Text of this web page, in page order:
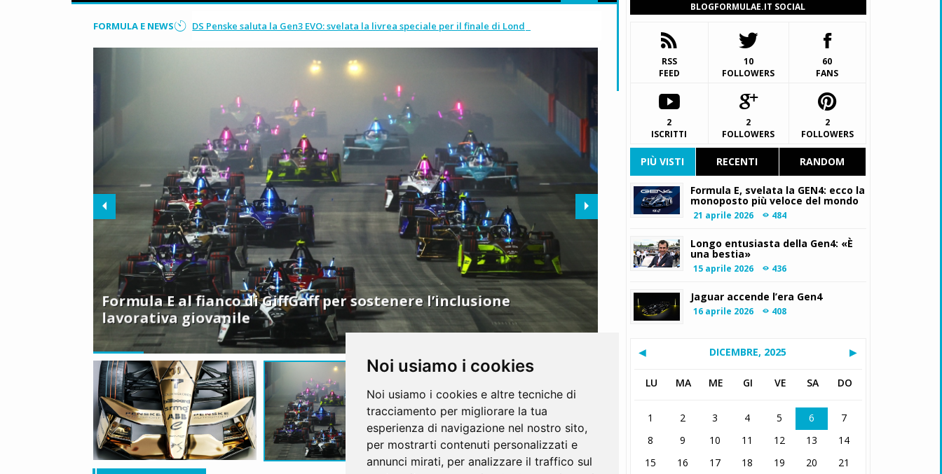
BLOGFORMULAE.IT SOCIAL
RSS
FEED
10
FOLLOWERS
60
FANS
2
ISCRITTI
2
FOLLOWERS
2
FOLLOWERS
PIÙ VISTI RECENTI RANDOM
Formula E, svelata la GEN4: ecco la
monoposto più veloce del mondo
21 aprile 2026 484
Longo entusiasta della Gen4: «È
una bestia»
15 aprile 2026 436
Jaguar accende l’era Gen4
16 aprile 2026 408
◀ DICEMBRE, 2025 ▶
LU MA ME GI VE SA DO
1 2 3 4 5 6
7
8
9 10 11 12 13
14
15
16 17 18 19 20
21